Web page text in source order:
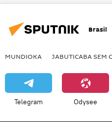
Brasil
MUNDIOKA JABUTICABA SEM
Telegram Odysee